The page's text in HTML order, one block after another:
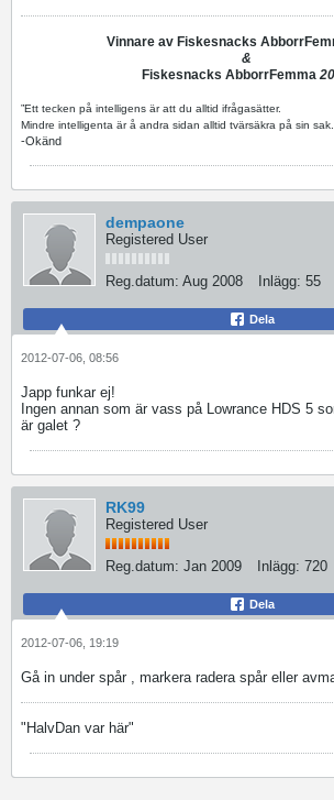
Vinnare av Fiskesnacks
&
Fiskesnacks AbborrFemma
”Ett tecken på intelligens är att du alltid ifrågasätter.
Mindre intelligenta är å andra sidan alltid tvärsäkra på sin
-Okänd
dempaone
Registered User
Reg.datum: Aug 2008 Inlägg: 55
Dela
2012-07-06, 08:56
Japp funkar ej!
Ingen annan som är vass på Lowrance HDS 5
är galet ?
RK99
Registered User
Reg.datum: Jan 2009 Inlägg: 720
Dela
2012-07-06, 19:19
Gå in under spår , markera radera spår eller
"HalvDan var här"